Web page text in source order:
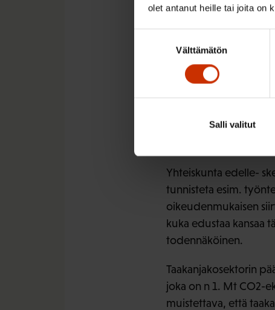
olet antanut heille tai joita on
Välttämätön
Salli valitut
keskeistä kysymystä
oikeudenmukaisen
riittävyydestä
vaikutukset
tukea alan
Yhteiskunta edelle-
tunnisteta esim.
oikeudenmukaisen
kuka edustaa kansaa
todennäköinen.
Taakanjakosektorin
joka on n 1. Mt CO2-
muistettava, että